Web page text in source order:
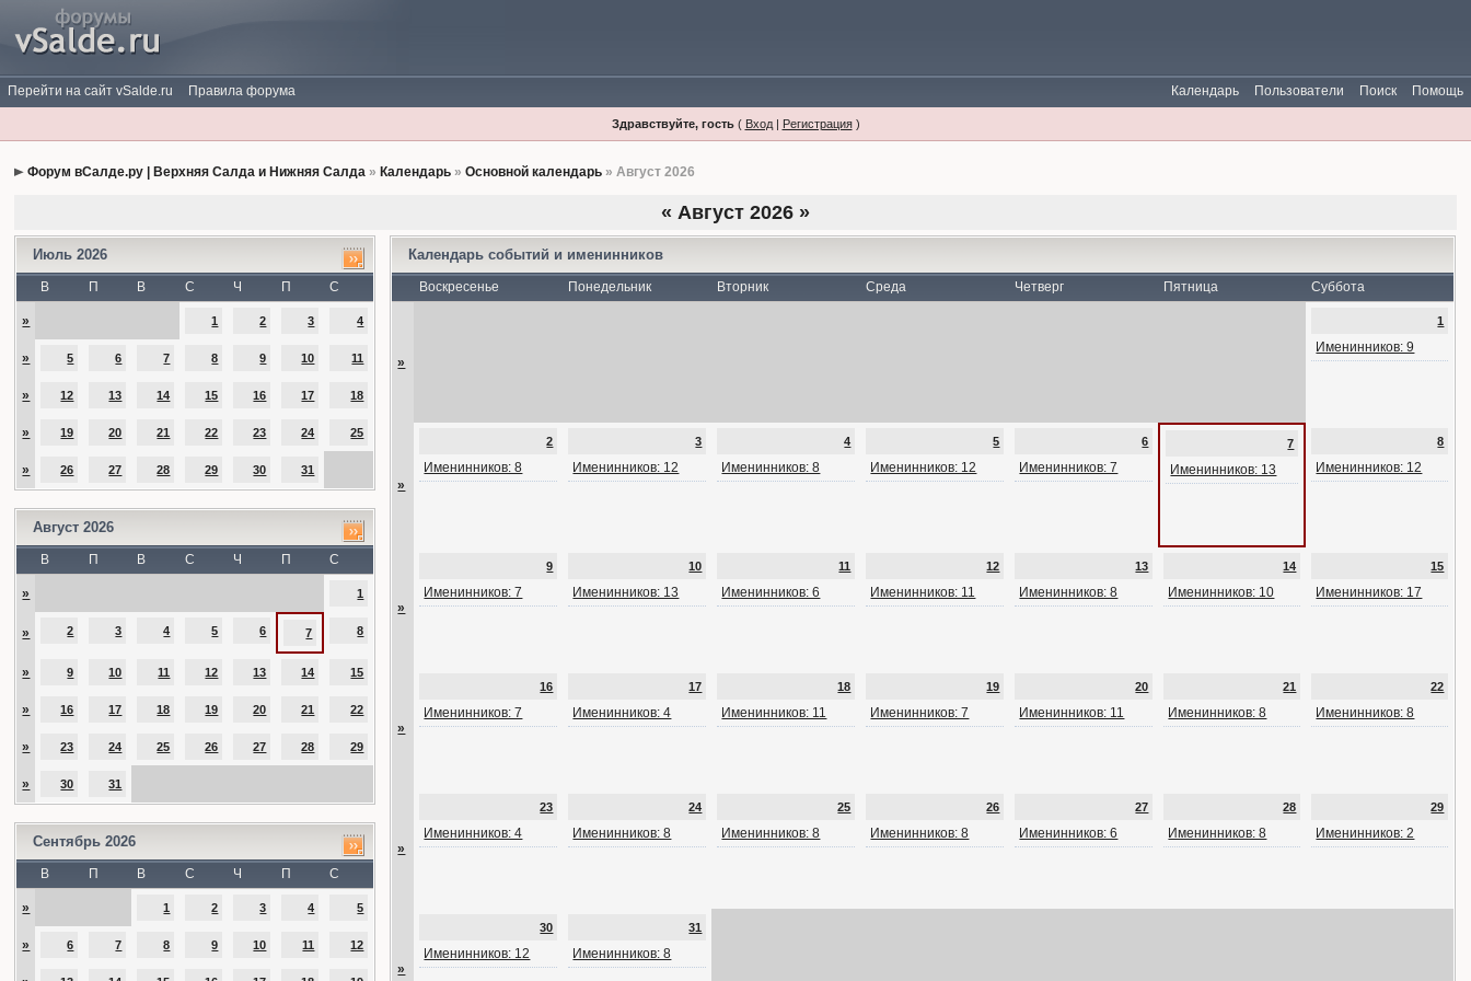
Перейти на сайт vSalde.ru Правила форума Помощь
Поиск
Пользователи
Календарь
Здравствуйте, гость( Вход| Регистрация)
Форум вСалде.ру | Верхняя Салда и Нижняя Салда » Календарь »Основной календарь » Август 2026
« Август 2026 »
Июль 2026
В П В С Ч П С
» 1 2 3 4
» 5 6 7 8 9 10 11
» 12 13 14 15 16 17 18
» 19 20 21 22 23 24 25
» 26 27 28 29 30 31
Август 2026
В П В С Ч П С
» 1
» 2 3 4 5 6 7 8
» 9 10 11 12 13 14 15
» 16 17 18 19 20 21 22
» 23 24 25 26 27 28 29
» 30 31
Сентябрь 2026
В П В С Ч П С
» 1 2 3 4 5
» 6 7 8 9 10 11 12
Календарь событий и именинников
Воскресенье Понедельник Вторник Среда Четверг Пятница Суббота
»
1
Именинников: 9
»
2
Именинников: 8
3
Именинников: 12
4
Именинников: 8
5
Именинников: 12
6
Именинников: 7
7
Именинников: 13
8
Именинников: 12
»
9
Именинников: 7
10
Именинников: 13
11
Именинников: 6
12
Именинников: 11
13
Именинников: 8
14
Именинников: 10
15
Именинников: 17
»
16
Именинников: 7
17
Именинников: 4
18
Именинников: 11
19
Именинников: 7
20
Именинников: 11
21
Именинников: 8
22
Именинников: 8
»
23
Именинников: 4
24
Именинников: 8
25
Именинников: 8
26
Именинников: 8
27
Именинников: 6
28
Именинников: 8
29
Именинников: 2
»
30
Именинников: 12
31
Именинников: 8